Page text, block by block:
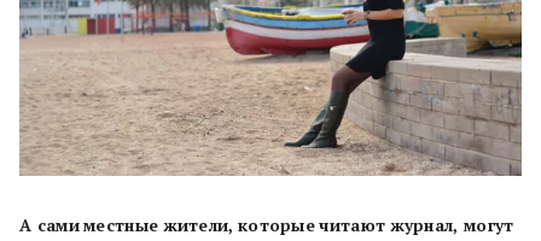
А самиместные жители, которыечитают журнал, могут